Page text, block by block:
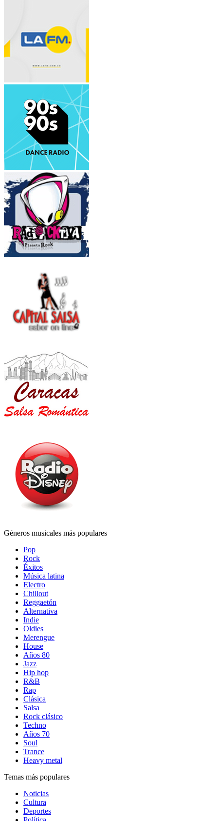
Géneros musicales más populares
Pop
Rock
Éxitos
Música latina
Electro
Chillout
Reggaetón
Alternativa
Indie
Oldies
Merengue
House
Años 80
Jazz
Hip hop
R&B
Rap
Clásica
Salsa
Rock clásico
Techno
Años 70
Soul
Trance
Heavy metal
Temas más populares
Noticias
Cultura
Deportes